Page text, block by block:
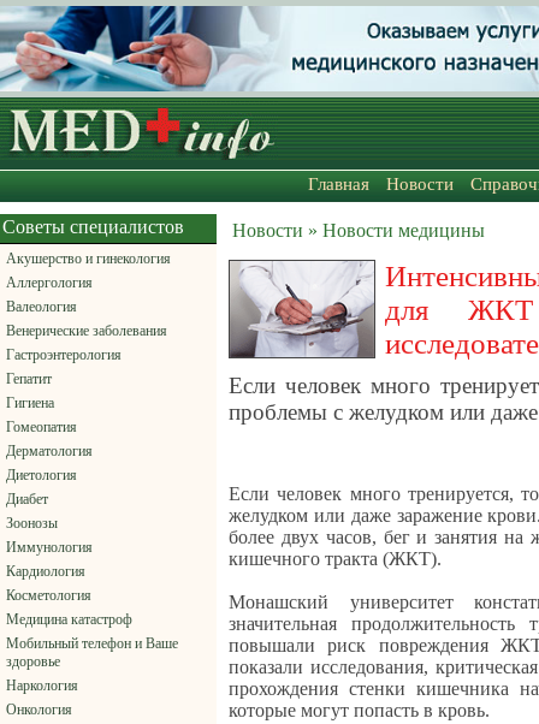
Главная Новости
Советы специалистов
Акушерство и гинекология
Аллергология
Валеология
Венерические заболевания
Гастроэнтерология
Гепатит
Гигиена
Гомеопатия
Дерматология
Диетология
Диабет
Зоонозы
Иммунология
Кардиология
Косметология
Медицина катастроф
Мобильный телефон и Ваше
здоровье
Наркология
Онкология
Новости » Новости медицины
для ЖКТ
Если человек много
проблемы с желудком или
Если человек много тренируется,
желудком или даже заражение
более двух часов, бег и занятия
кишечного тракта (ЖКТ).
Монашский университет
значительная
повышали риск повреждения
показали исследования,
прохождения стенки кишечника
которые могут попасть в кровь.